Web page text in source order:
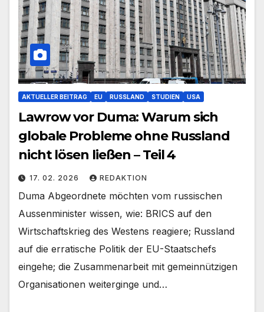
AKTUELLER BEITRAG EU RUSSLAND STUDIEN USA
Lawrow vor Duma: Warum sich
globale Probleme ohne Russland
nicht lösen ließen – Teil 4
17. 02. 2026 REDAKTION
Duma Abgeordnete möchten vom russischen
Aussenminister wissen, wie: BRICS auf den
Wirtschaftskrieg des Westens reagiere; Russland
auf die erratische Politik der EU-Staatschefs
eingehe; die Zusammenarbeit mit gemeinnützigen
Organisationen weiterginge und…